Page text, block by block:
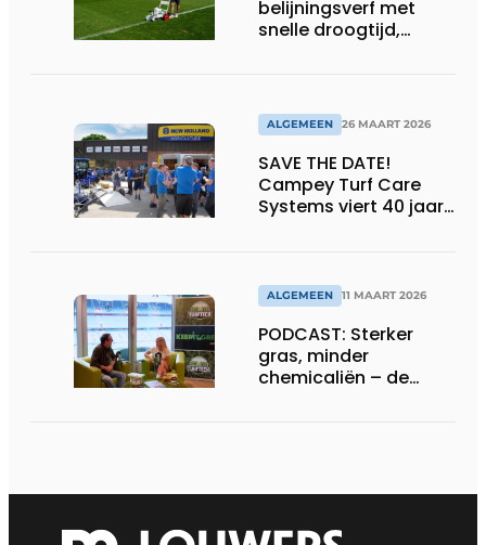
belijningsverf met
snelle droogtijd,
ALGEMEEN 26 MAART 2026
SAVE THE DATE!
Campey Turf Care
Systems viert 40 jaar
ALGEMEEN 11 MAART 2026
PODCAST: Sterker
gras, minder
chemicaliën – de